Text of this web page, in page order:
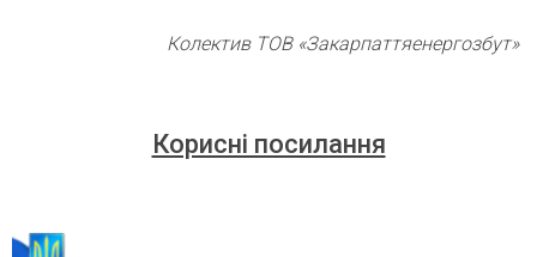
Колектив ТОВ «Закарпаттяенергозбут»
Корисні посилання